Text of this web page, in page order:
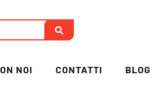
NOI CONTATTI BLOG